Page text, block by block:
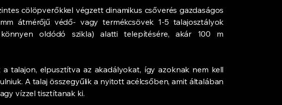
cölöpverőkkel végzett dinamikus csőverés gazdaságos
átmérőjű védő- vagy termékcsövek 1-5 talajosztályok
oldódó szikla) alatti telepítésére, akár 100 m
talajon, elpusztítva az akadályokat, így azoknak nem kell
A talaj összegyűlik a nyitott acélcsőben, amit általában
vízzel tisztítanak ki.